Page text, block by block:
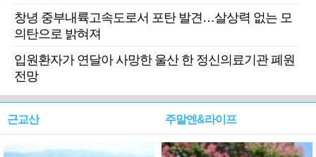
창녕 중부내륙고속도로서 포탄 발견…살상력 없는 모
의탄으로 밝혀져
입원환자가 연달아 사망한 울산 한 정신의료기관 폐원
전망
근교산 주말엔&라이프